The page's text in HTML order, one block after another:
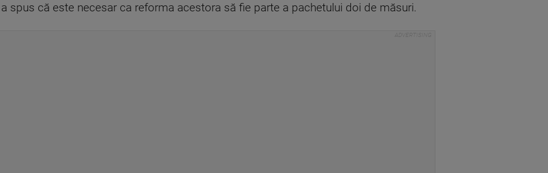
spus că este necesar ca reforma acestora să fie parte a pachetului doi de măsuri.